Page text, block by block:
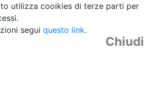
utilizza cooikies di terze parti per
segui questo link.
Chiudi